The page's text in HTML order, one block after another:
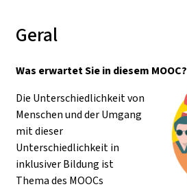
Geral
Was erwartet Sie in diesem MOOC?
Die Unterschiedlichkeit von
Menschen und der Umgang
mit dieser
Unterschiedlichkeit in
inklusiver Bildung ist
Thema des MOOCs